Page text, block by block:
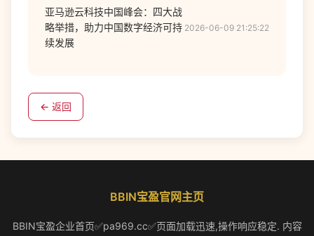
亚马逊云科技中国峰会：四大战
略举措，助力中国数字经济可持
续发展
2026-06-09 21:25:22
← 返回
BBIN宝盈官网主页
BBIN宝盈企业首页✅pa969.cc✅页面加载迅速,操作响应稳定. 内容